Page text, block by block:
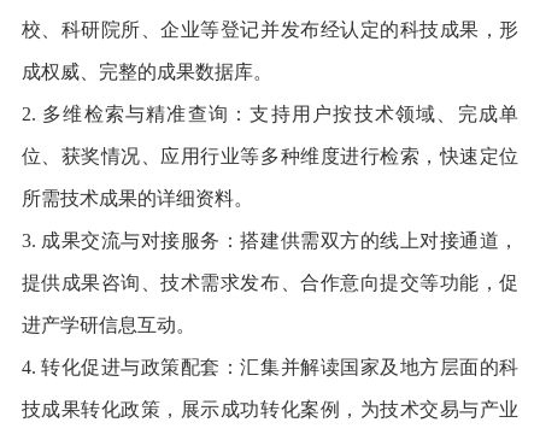
校、科研院所、企业等登记并发布经认定的科技成果，形
成权威、完整的成果数据库。
2. 多维检索与精准查询：支持用户按技术领域、完成单
位、获奖情况、应用行业等多种维度进行检索，快速定位
所需技术成果的详细资料。
3. 成果交流与对接服务：搭建供需双方的线上对接通道，
提供成果咨询、技术需求发布、合作意向提交等功能，促
进产学研信息互动。
4. 转化促进与政策配套：汇集并解读国家及地方层面的科
技成果转化政策，展示成功转化案例，为技术交易与产业